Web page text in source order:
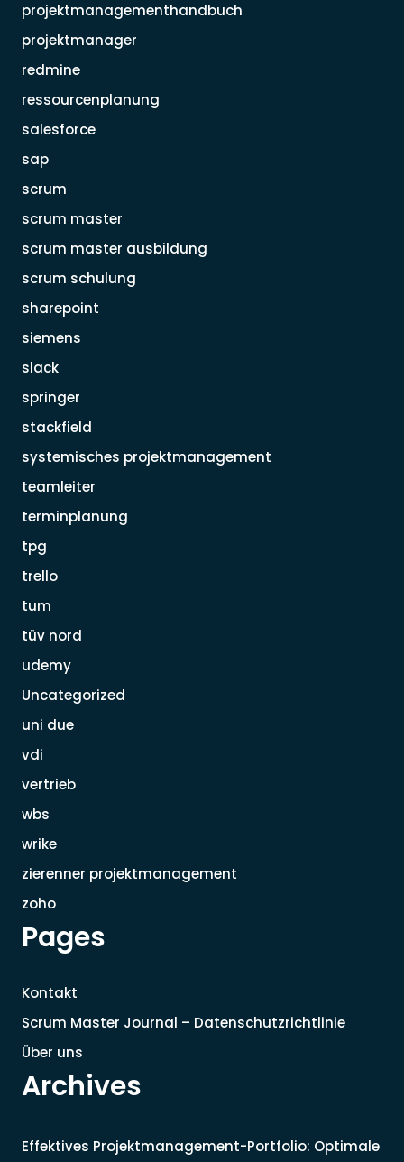
projektmanagementhandbuch
projektmanager
redmine
ressourcenplanung
salesforce
sap
scrum
scrum master
scrum master ausbildung
scrum schulung
sharepoint
siemens
slack
springer
stackfield
systemisches projektmanagement
teamleiter
terminplanung
tpg
trello
tum
tüv nord
udemy
Uncategorized
uni due
vdi
vertrieb
wbs
wrike
zierenner projektmanagement
zoho
Pages
Kontakt
Scrum Master Journal – Datenschutzrichtlinie
Über uns
Archives
Effektives Projektmanagement-Portfolio: Optimale